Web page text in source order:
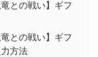
との戦い】ギフ
との戦い】ギフ
方法